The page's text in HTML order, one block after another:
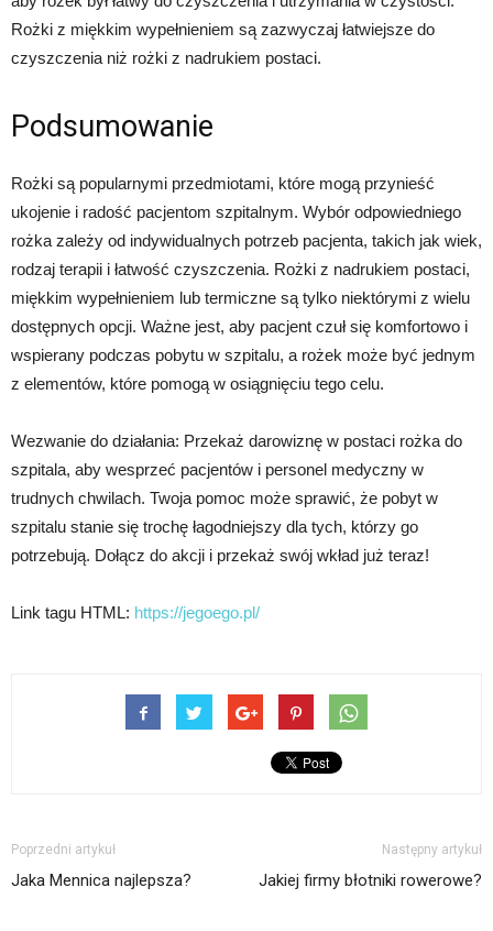
Rożki z miękkim wypełnieniem są zazwyczaj łatwiejsze do
czyszczenia niż rożki z nadrukiem postaci.
Podsumowanie
Rożki są popularnymi przedmiotami, które mogą przynieść
ukojenie i radość pacjentom szpitalnym. Wybór odpowiedniego
rożka zależy od indywidualnych potrzeb pacjenta, takich jak wiek,
rodzaj terapii i łatwość czyszczenia. Rożki z nadrukiem postaci,
miękkim wypełnieniem lub termiczne są tylko niektórymi z wielu
dostępnych opcji. Ważne jest, aby pacjent czuł się komfortowo i
wspierany podczas pobytu w szpitalu, a rożek może być jednym
z elementów, które pomogą w osiągnięciu tego celu.
Wezwanie do działania: Przekaż darowiznę w postaci rożka do
szpitala, aby wesprzeć pacjentów i personel medyczny w
trudnych chwilach. Twoja pomoc może sprawić, że pobyt w
szpitalu stanie się trochę łagodniejszy dla tych, którzy go
potrzebują. Dołącz do akcji i przekaż swój wkład już teraz!
Link tagu HTML: https://jegoego.pl/
Poprzedni artykuł
Jaka Mennica najlepsza?
Następny artykuł
Jakiej firmy błotniki rowerowe?